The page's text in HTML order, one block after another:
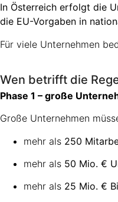
In Österreich erfolgt die
die EU-Vorgaben in
Für viele Unternehmen
Wen betrifft die
Phase 1 – große
Große Unternehmen
mehr als 250
mehr als 50 Mio. €
mehr als 25 Mio. €